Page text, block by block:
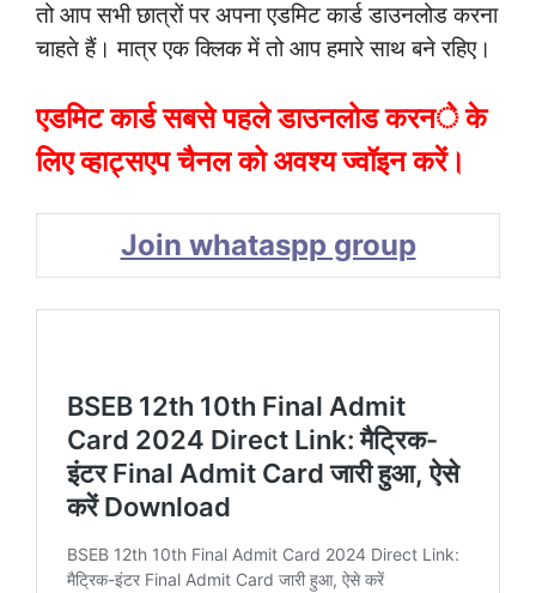
तो आप सभी छात्रों पर अपना एडमिट कार्ड डाउनलोड करना
चाहते हैं। मात्र एक क्लिक में तो आप हमारे साथ बने रहिए।
एडमिट कार्ड सबसे पहले डाउनलोड करने के
लिए व्हाट्सएप चैनल को अवश्य ज्वॉइन करें।
Join whataspp group